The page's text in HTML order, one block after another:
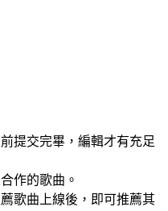
提交完畢，編輯才有充足
作的歌曲。
歌曲上線後，即可推薦其